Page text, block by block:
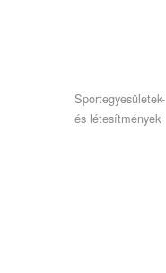
Sportegyesületek-
és létesítmények